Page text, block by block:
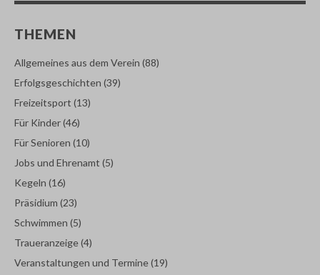
THEMEN
Allgemeines aus dem Verein (88)
Erfolgsgeschichten (39)
Freizeitsport (13)
Für Kinder(46)
Für Senioren (10)
Jobs und Ehrenamt (5)
Kegeln (16)
Präsidium (23)
Schwimmen (5)
Traueranzeige(4)
Veranstaltungen und Termine(19)